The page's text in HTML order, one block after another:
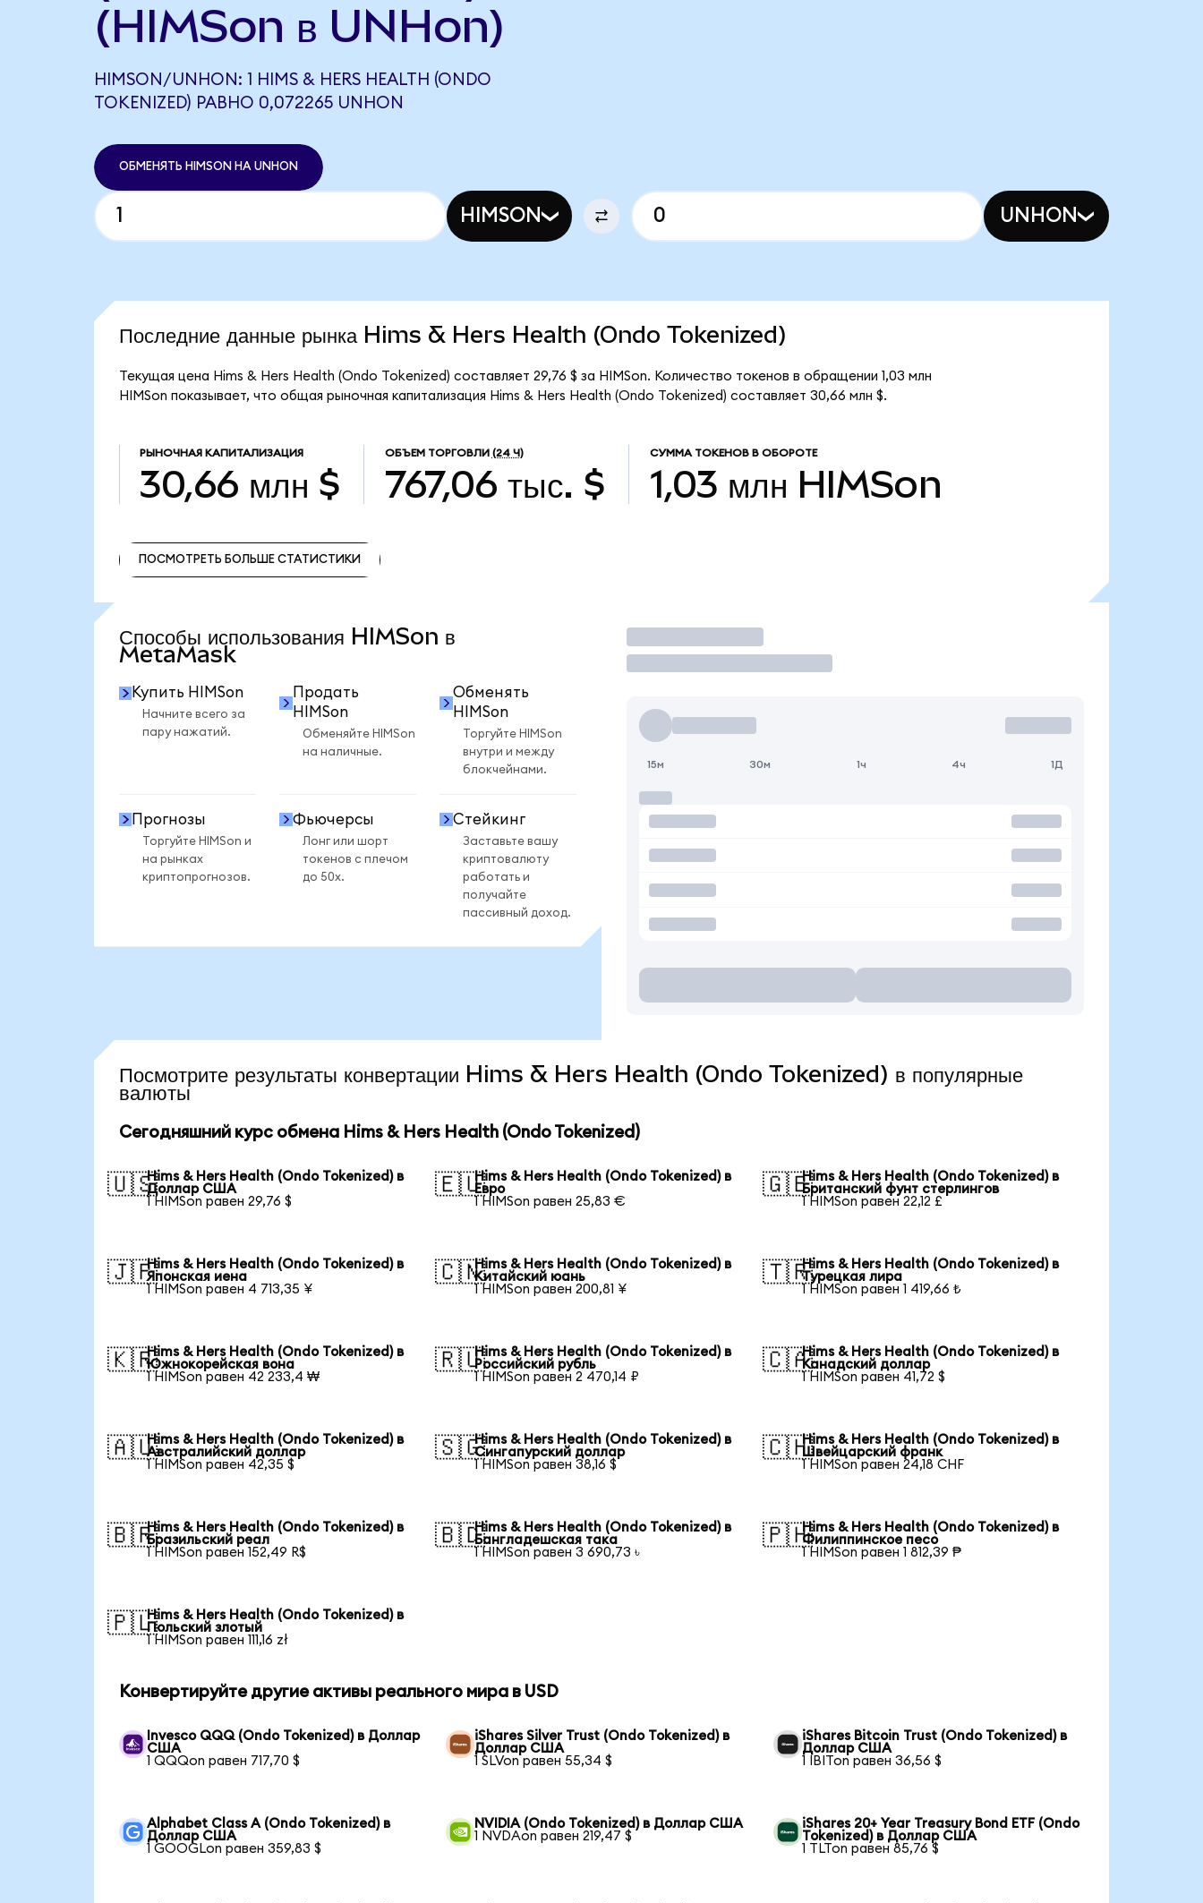
(HIMSon в UNHon)
HIMSON/UNHON: 1 HIMS & HERS HEALTH (ONDO
TOKENIZED) РАВНО 0,072265 UNHON
ОБМЕНЯТЬ HIMSON НА UNHON
HIMSON UNHON
Последние данные рынка Hims & Hers Health (Ondo Tokenized)
Текущая цена Hims & Hers Health (Ondo Tokenized) составляет 29,76 $ за HIMSon. Количество токенов в обращении 1,03 млн
HIMSon показывает, что общая рыночная капитализация Hims & Hers Health (Ondo Tokenized) составляет 30,66 млн $.
РЫНОЧНАЯ КАПИТАЛИЗАЦИЯ
30,66 млн $
ОБЪЕМ ТОРГОВЛИ (24 Ч)
767,06 тыс. $
СУММА ТОКЕНОВ В ОБОРОТЕ
1,03 млн HIMSon
ПОСМОТРЕТЬ БОЛЬШЕ СТАТИСТИКИ
Способы использования HIMSon в
MetaMask
Купить HIMSon
Начните всего за
пару нажатий.
Продать
HIMSon
Обменяйте HIMSon
на наличные.
Обменять
HIMSon
Торгуйте HIMSon
внутри и между
блокчейнами.
Прогнозы
Торгуйте HIMSon и
на рынках
криптопрогнозов.
Фьючерсы
Лонг или шорт
токенов с плечом
до 50x.
Стейкинг
Заставьте вашу
криптовалюту
работать и
получайте
пассивный доход.
Торговать
15м 30м 1ч 4ч 1Д
Посмотрите результаты конвертации Hims & Hers Health (Ondo Tokenized) в популярные
валюты
Сегодняшний курс обмена Hims & Hers Health (Ondo Tokenized)
🇺🇸Hims & Hers Health (Ondo Tokenized) в
Доллар США
1 HIMSon равен 29,76 $
🇪🇺Hims & Hers Health (Ondo Tokenized) в
Евро
1 HIMSon равен 25,83 €
🇬🇧Hims & Hers Health (Ondo Tokenized) в
Британский фунт стерлингов
1 HIMSon равен 22,12 £
🇯🇵Hims & Hers Health (Ondo Tokenized) в
Японская иена
1 HIMSon равен 4 713,35 ¥
🇨🇳Hims & Hers Health (Ondo Tokenized) в
Китайский юань
1 HIMSon равен 200,81 ¥
🇹🇷Hims & Hers Health (Ondo Tokenized) в
Турецкая лира
1 HIMSon равен 1 419,66 ₺
🇰🇷Hims & Hers Health (Ondo Tokenized) в
Южнокорейская вона
1 HIMSon равен 42 233,4 ₩
🇷🇺Hims & Hers Health (Ondo Tokenized) в
Российский рубль
1 HIMSon равен 2 470,14 ₽
🇨🇦Hims & Hers Health (Ondo Tokenized) в
Канадский доллар
1 HIMSon равен 41,72 $
🇦🇺Hims & Hers Health (Ondo Tokenized) в
Австралийский доллар
1 HIMSon равен 42,35 $
🇸🇬Hims & Hers Health (Ondo Tokenized) в
Сингапурский доллар
1 HIMSon равен 38,16 $
🇨🇭Hims & Hers Health (Ondo Tokenized) в
Швейцарский франк
1 HIMSon равен 24,18 CHF
🇧🇷Hims & Hers Health (Ondo Tokenized) в
Бразильский реал
1 HIMSon равен 152,49 R$
🇧🇩Hims & Hers Health (Ondo Tokenized) в
Бангладешская така
1 HIMSon равен 3 690,73 ৳
🇵🇭Hims & Hers Health (Ondo Tokenized) в
Филиппинское песо
1 HIMSon равен 1 812,39 ₱
🇵🇱Hims & Hers Health (Ondo Tokenized) в
Польский злотый
1 HIMSon равен 111,16 zł
Конвертируйте другие активы реального мира в USD
Invesco QQQ (Ondo Tokenized) в Доллар
США
1 QQQon равен 717,70 $
iShares Silver Trust (Ondo Tokenized) в
Доллар США
1 SLVon равен 55,34 $
iShares Bitcoin Trust (Ondo Tokenized) в
Доллар США
1 IBITon равен 36,56 $
Alphabet Class A (Ondo Tokenized) в
Доллар США
1 GOOGLon равен 359,83 $
NVIDIA (Ondo Tokenized) в Доллар США
1 NVDAon равен 219,47 $
iShares 20+ Year Treasury Bond ETF (Ondo
Tokenized) в Доллар США
1 TLTon равен 85,76 $